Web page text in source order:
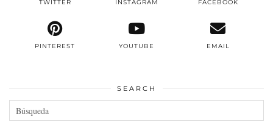
TWITTER INSTAGRAM FACEBOOK
PINTEREST YOUTUBE EMAIL
SEARCH